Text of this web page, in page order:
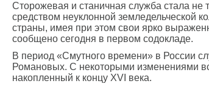
Сторожевая и станичная служба стала не
средством неуклонной земледельческой
страны, имея при этом свои ярко
сообщено сегодня в первом содокладе.
В период «Смутного времени» в России
Романовых. С некоторыми изменениями
накопленный к концу ХVI века.